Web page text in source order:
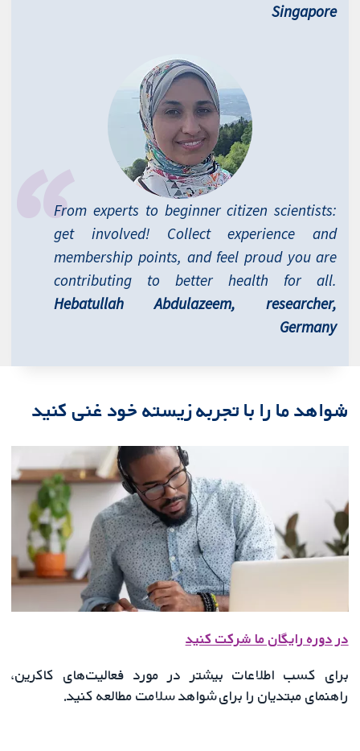
Singapore
From experts to beginner citizen scientists:
get involved! Collect experience and
membership points, and feel proud you are
contributing to better health for all.
Hebatullah Abdulazeem, researcher,
Germany
شواهد ما را با تجربه زیسته خود غنی کنید
در دوره رایگان ما شرکت کنید
برای کسب اطلاعات بیشتر در مورد فعالیت‌های کاکرین،
راهنمای مبتدیان را برای شواهد سلامت مطالعه کنید.